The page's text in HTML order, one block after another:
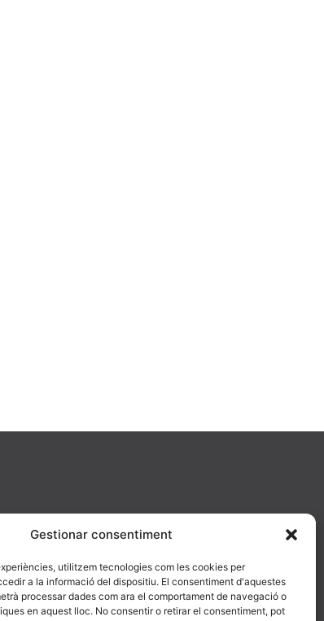
Gestionar consentiment
utilitzem tecnologies com les cookies per
a la informació del dispositiu. El consentiment d'aquestes
processar dades com ara el comportament de navegació o
en aquest lloc. No consentir o retirar el consentiment, pot